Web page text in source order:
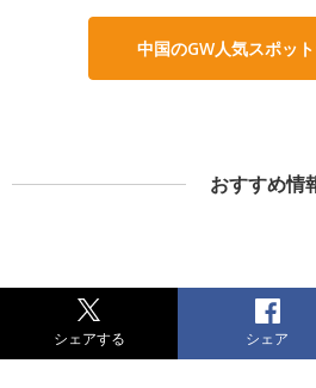
中国のGW人気スポッ
おすすめ情
シェアする シェア